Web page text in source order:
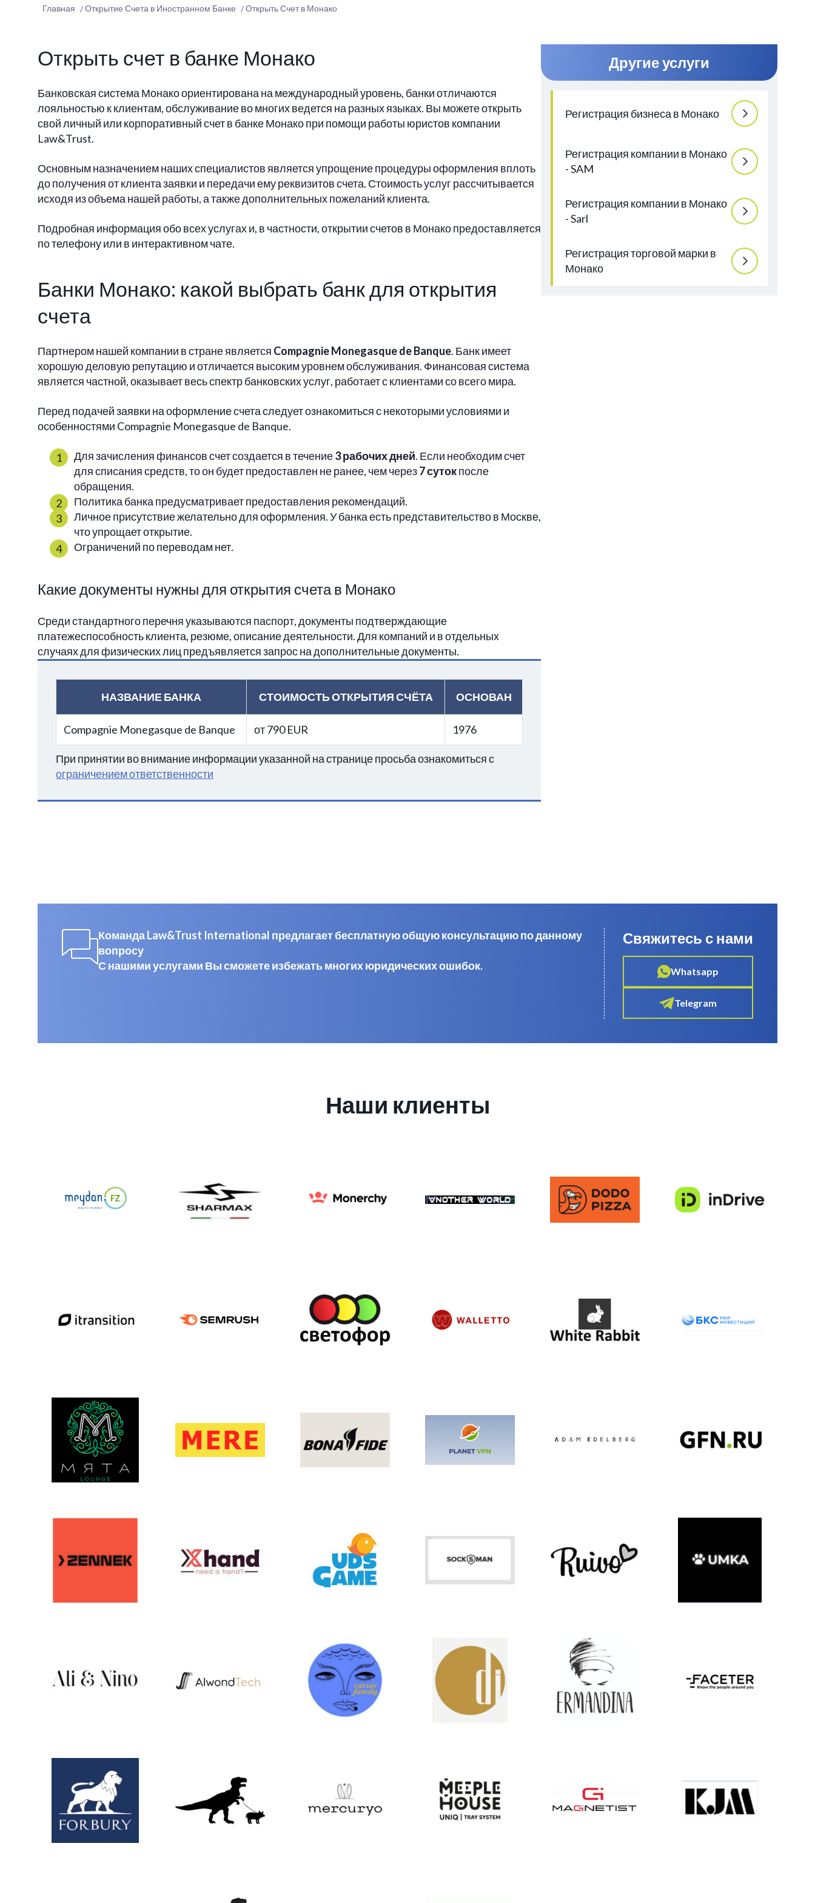
Главная Открытие Счета в Иностранном Банке Открыть Счет в Монако
Открыть счет в банке Монако
Банковская система Монако ориентирована на международный уровень, банки отличаются
лояльностью к клиентам, обслуживание во многих ведется на разных языках. Вы можете открыть
свой личный или корпоративный счет в банке Монако при помощи работы юристов компании
Law&Trust.
Основным назначением наших специалистов является упрощение процедуры оформления вплоть
до получения от клиента заявки и передачи ему реквизитов счета. Стоимость услуг рассчитывается
исходя из объема нашей работы, а также дополнительных пожеланий клиента.
Подробная информация обо всех услугах и, в частности, открытии счетов в Монако предоставляется
по телефону или в интерактивном чате.
Банки Монако: какой выбрать банк для открытия
счета
Партнером нашей компании в стране является Compagnie Monegasque de Banque. Банк имеет
хорошую деловую репутацию и отличается высоким уровнем обслуживания. Финансовая система
является частной, оказывает весь спектр банковских услуг, работает с клиентами со всего мира.
Перед подачей заявки на оформление счета следует ознакомиться с некоторыми условиями и
особенностями Compagnie Monegasque de Banque.
Для зачисления финансов счет создается в течение3 рабочих дней. Если необходим счет
для списания средств, то он будет предоставлен не ранее, чем через7 сутокпосле
обращения.
Политика банка предусматривает предоставления рекомендаций.
Личное присутствие желательно для оформления. У банка есть представительство в Москве,
что упрощает открытие.
Ограничений по переводам нет.
Какие документы нужны для открытия счета в Монако
Среди стандартного перечня указываются паспорт, документы подтверждающие
платежеспособность клиента, резюме, описание деятельности. Для компаний и в отдельных
случаях для физических лиц предъявляется запрос на дополнительные документы.
НАЗВАНИЕ БАНКА СТОИМОСТЬ ОТКРЫТИЯ СЧЁТА ОСНОВАН
Compagnie Monegasque de Banque от 790 EUR 1976
При принятии во внимание информации указанной на странице просьба ознакомиться с
ограничением ответственности
Другие услуги
Регистрация бизнеса в Монако
Регистрация компании в Монако
- SAM
Регистрация компании в Монако
- Sarl
Регистрация торговой марки в
Монако
Команда Law&Trust International предлагает бесплатную общую консультацию по данному
вопросу
С нашими услугами Вы сможете избежать многих юридических ошибок.
Свяжитесь с нами
Whatsapp
Telegram
Наши клиенты